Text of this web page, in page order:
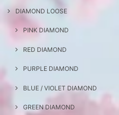
DIAMOND LOOSE
PINK DIAMOND
RED DIAMOND
PURPLE DIAMOND
BLUE / VIOLET DIAMOND
GREEN DIAMOND